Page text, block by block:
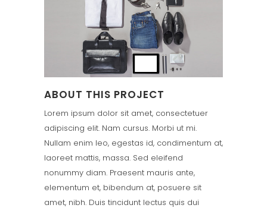
ABOUT THIS PROJECT
Lorem ipsum dolor sit amet, consectetuer
adipiscing elit. Nam cursus. Morbi ut mi.
Nullam enim leo, egestas id, condimentum at,
laoreet mattis, massa. Sed eleifend
nonummy diam. Praesent mauris ante,
elementum et, bibendum at, posuere sit
amet, nibh. Duis tincidunt lectus quis dui